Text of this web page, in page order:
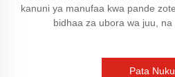
kanuni ya manufaa kwa pande
bidhaa za ubora wa juu, na
Pata